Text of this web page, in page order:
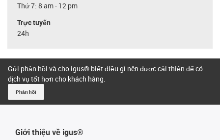
Thứ 7: 8 am - 12 pm
Trực tuyến
24h
Gửi phản hồi và cho igus® biết điều gì nên được cải thiện để có
dịch vụ tốt hơn cho khách hàng.
Phản hồi
Giới thiệu về igus®